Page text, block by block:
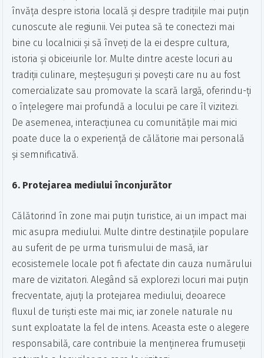
învăța despre istoria locală și despre tradițiile mai puțin
cunoscute ale regiunii. Vei putea să te conectezi mai
bine cu localnicii și să înveți de la ei despre cultura,
istoria și obiceiurile lor. Multe dintre aceste locuri au
tradiții culinare, meșteșuguri și povești care nu au fost
comercializate sau promovate la scară largă, oferindu-ți
o înțelegere mai profundă a locului pe care îl vizitezi.
De asemenea, interacțiunea cu comunitățile mai mici
poate duce la o experiență de călătorie mai personală
și semnificativă.
6. Protejarea mediului înconjurător
Călătorind în zone mai puțin turistice, ai un impact mai
mic asupra mediului. Multe dintre destinațiile populare
au suferit de pe urma turismului de masă, iar
ecosistemele locale pot fi afectate din cauza numărului
mare de vizitatori. Alegând să explorezi locuri mai puțin
frecventate, ajuți la protejarea mediului, deoarece
fluxul de turiști este mai mic, iar zonele naturale nu
sunt exploatate la fel de intens. Aceasta este o alegere
responsabilă, care contribuie la menținerea frumuseții